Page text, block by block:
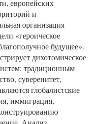
европейских
и
организация
«героическое
будущее».
дихотомическое
традиционным
суверенитет,
глобалистские
иммиграция,